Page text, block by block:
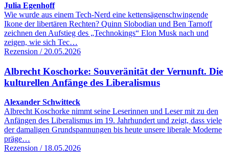
Julia Egenhoff
Wie wurde aus einem Tech-Nerd eine kettensägenschwingende
Ikone der libertären Rechten? Quinn Slobodian und Ben Tarnoff
zeichnen den Aufstieg des „Technokings“ Elon Musk nach und
zeigen, wie sich Tec…
Rezension / 20.05.2026
Albrecht Koschorke: Souveränität der Vernunft. Die
kulturellen Anfänge des Liberalismus
Alexander Schwitteck
Albrecht Koschorke nimmt seine Leserinnen und Leser mit zu den
Anfängen des Liberalismus im 19. Jahrhundert und zeigt, dass viele
der damaligen Grundspannungen bis heute unsere liberale Moderne
präge…
Rezension / 18.05.2026